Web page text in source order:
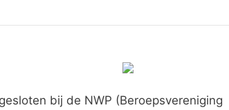
bij de NWP (Beroepsvereniging